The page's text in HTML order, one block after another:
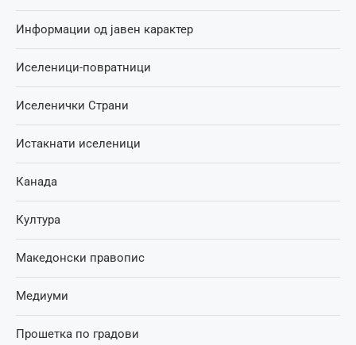
Информации од јавен карактер
Иселеници-повратници
Иселенички Страни
Истакнати иселеници
Канада
Култура
Македонски правопис
Медиуми
Прошетка по градови